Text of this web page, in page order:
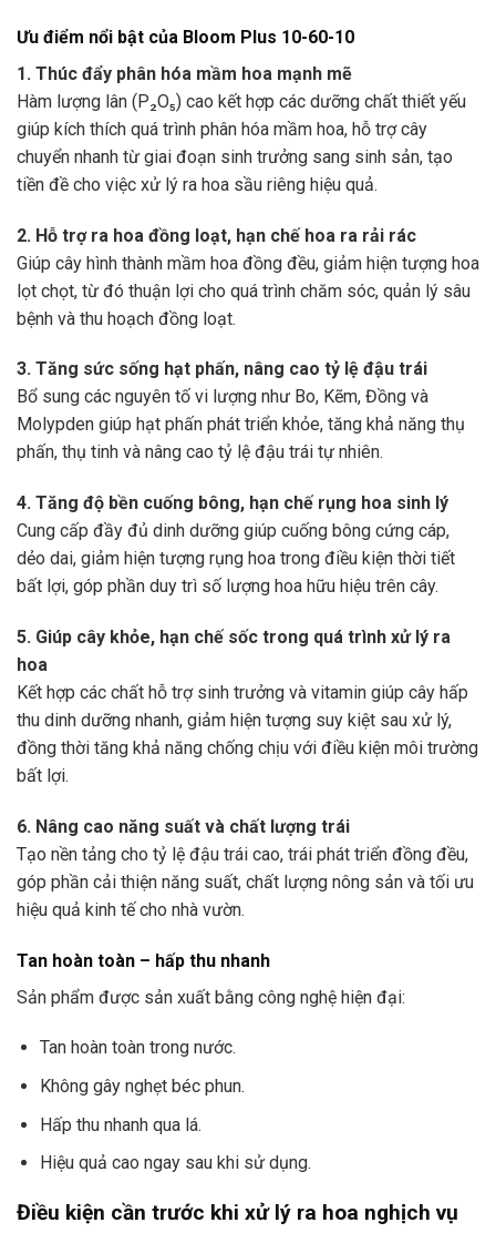
Ưu điểm nổi bật của Bloom Plus 10-60-10
1. Thúc đẩy phân hóa mầm hoa mạnh mẽ
Hàm lượng lân (P₂O₅) cao kết hợp các dưỡng chất thiết yếu
giúp kích thích quá trình phân hóa mầm hoa, hỗ trợ cây
chuyển nhanh từ giai đoạn sinh trưởng sang sinh sản, tạo
tiền đề cho việc xử lý ra hoa sầu riêng hiệu quả.
2. Hỗ trợ ra hoa đồng loạt, hạn chế hoa ra rải rác
Giúp cây hình thành mầm hoa đồng đều, giảm hiện tượng hoa
lọt chọt, từ đó thuận lợi cho quá trình chăm sóc, quản lý sâu
bệnh và thu hoạch đồng loạt.
3. Tăng sức sống hạt phấn, nâng cao tỷ lệ đậu trái
Bổ sung các nguyên tố vi lượng như Bo, Kẽm, Đồng và
Molypden giúp hạt phấn phát triển khỏe, tăng khả năng thụ
phấn, thụ tinh và nâng cao tỷ lệ đậu trái tự nhiên.
4. Tăng độ bền cuống bông, hạn chế rụng hoa sinh lý
Cung cấp đầy đủ dinh dưỡng giúp cuống bông cứng cáp,
dẻo dai, giảm hiện tượng rụng hoa trong điều kiện thời tiết
bất lợi, góp phần duy trì số lượng hoa hữu hiệu trên cây.
5. Giúp cây khỏe, hạn chế sốc trong quá trình xử lý ra
hoa
Kết hợp các chất hỗ trợ sinh trưởng và vitamin giúp cây hấp
thu dinh dưỡng nhanh, giảm hiện tượng suy kiệt sau xử lý,
đồng thời tăng khả năng chống chịu với điều kiện môi trường
bất lợi.
6. Nâng cao năng suất và chất lượng trái
Tạo nền tảng cho tỷ lệ đậu trái cao, trái phát triển đồng đều,
góp phần cải thiện năng suất, chất lượng nông sản và tối ưu
hiệu quả kinh tế cho nhà vườn.
Tan hoàn toàn – hấp thu nhanh
Sản phẩm được sản xuất bằng công nghệ hiện đại:
Tan hoàn toàn trong nước.
Không gây nghẹt béc phun.
Hấp thu nhanh qua lá.
Hiệu quả cao ngay sau khi sử dụng.
Điều kiện cần trước khi xử lý ra hoa nghịch vụ